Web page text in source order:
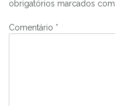
obrigatórios marcados com
Comentário *